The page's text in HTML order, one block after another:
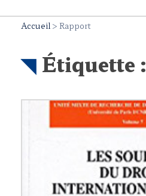
Accueil> Rapport
Étiquette :